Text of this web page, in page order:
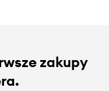
zakupy